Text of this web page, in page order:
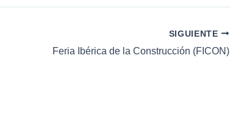
SIGUIENTE
Feria Ibérica de la Construcción (FICON)